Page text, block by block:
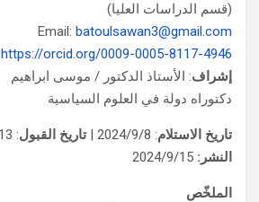
(قسم الدراسات العليا)
Email: batoulsawan3@gmail.com
https://orcid.org/0009-0005-8117-4946
إشراف: الأستاذ الدكتور / موسى ابراهيم
دكتوراه دولة في العلوم السياسية
تاريخ الاستلام: 2024/9/8 | تاريخ القبول: 2024/9/13 |
النشر:
الملخّص